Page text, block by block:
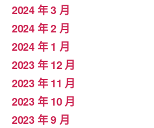
2024 年 3 月
2024 年 2 月
2024 年 1 月
2023 年 12 月
2023 年 11 月
2023 年 10 月
2023 年 9 月